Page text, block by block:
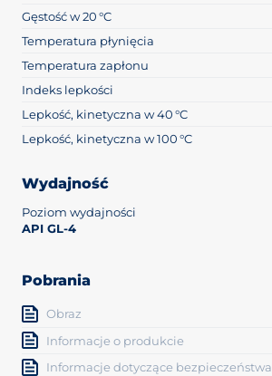
Gęstość w 20 °C
Temperatura płynięcia
Temperatura zapłonu
Indeks lepkości
Lepkość, kinetyczna w 40 °C
Lepkość, kinetyczna w 100 °C
Wydajność
Poziom wydajności
API GL-4
Pobrania
Obraz
Informacje o produkcie
Informacje dotyczące bezpieczeństwa